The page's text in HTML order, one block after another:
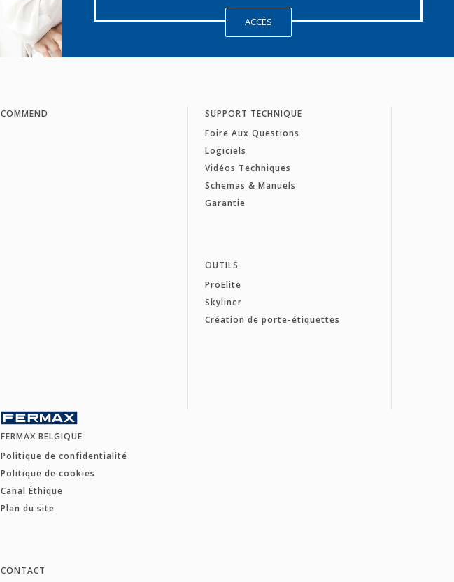
ACCÈS
COMMEND
SUPPORT TECHNIQUE
Foire Aux Questions
Logiciels
Vidéos Techniques
Schemas & Manuels
Garantie
OUTILS
ProElite
Skyliner
Création de porte-étiquettes
FERMAX BELGIQUE
Politique de confidentialité
Politique de cookies
Canal Éthique
Plan du site
CONTACT